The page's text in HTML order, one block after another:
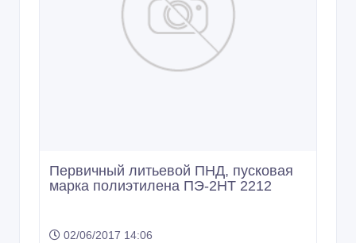
Первичный литьевой ПНД, пусковая
марка полиэтилена ПЭ-2НТ 2212
02/06/2017 14:06